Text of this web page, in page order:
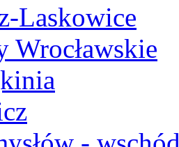
Laskowice
Wrocławskie